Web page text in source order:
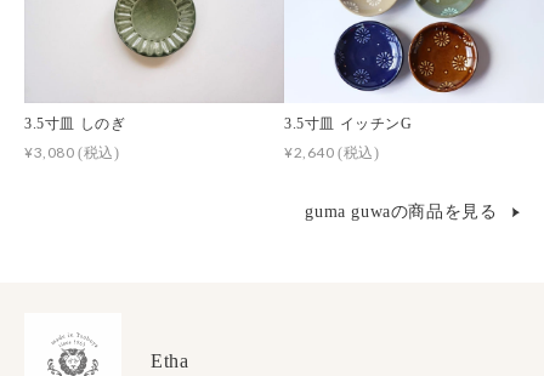
3.5寸皿 しのぎ
¥3,080(税込)
3.5寸皿 イッチンG
¥2,640(税込)
guma guwaの商品を見る
Etha